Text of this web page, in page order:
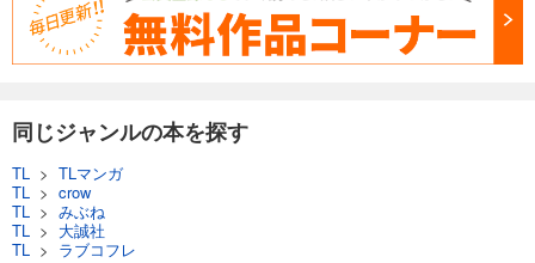
同じジャンルの本を探す
TL > TLマンガ
TL > crow
TL > みぶね
TL > 大誠社
TL > ラブコフレ